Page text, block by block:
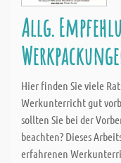
Allg.
Hier finden Sie viele
Werkunterricht gut
sollten Sie bei der
beachten? Dieses
erfahrenen